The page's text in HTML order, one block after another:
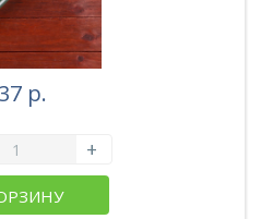
р.
+